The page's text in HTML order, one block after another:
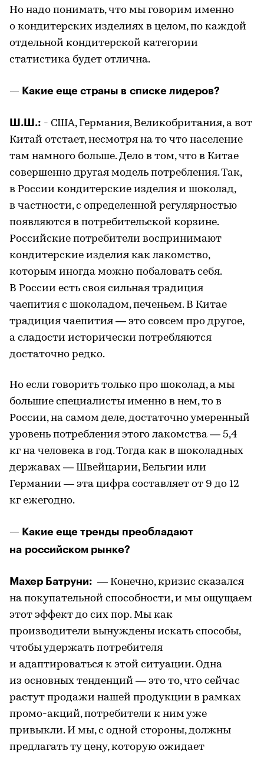
Но надо понимать, что мы говорим именно
о кондитерских изделиях в целом, по каждой
отдельной кондитерской категории
статистика будет отлична.
— Какие еще страны в списке лидеров?
Ш.Ш.: - США, Германия, Великобритания, а вот
Китай отстает, несмотря на то что население
там намного больше. Дело в том, что в Китае
совершенно другая модель потребления. Так,
в России кондитерские изделия и шоколад,
в частности, с определенной регулярностью
появляются в потребительской корзине.
Российские потребители воспринимают
кондитерские изделия как лакомство,
которым иногда можно побаловать себя.
В России есть своя сильная традиция
чаепития с шоколадом, печеньем. В Китае
традиция чаепития — это совсем про другое,
а сладости исторически потребляются
достаточно редко.
Но если говорить только про шоколад, а мы
большие специалисты именно в нем, то в
России, на самом деле, достаточно умеренный
уровень потребления этого лакомства — 5,4
кг на человека в год. Тогда как в шоколадных
державах — Швейцарии, Бельгии или
Германии — эта цифра составляет от 9 до 12
кг ежегодно.
— Какие еще тренды преобладают
на российском рынке?
Махер Батруни: — Конечно, кризис сказался
на покупательной способности, и мы ощущаем
этот эффект до сих пор. Мы как
производители вынуждены искать способы,
чтобы удержать потребителя
и адаптироваться к этой ситуации. Одна
из основных тенденций — это то, что сейчас
растут продажи нашей продукции в рамках
промо-акций, потребители к ним уже
привыкли. И мы, с одной стороны, должны
предлагать ту цену, которую ожидает